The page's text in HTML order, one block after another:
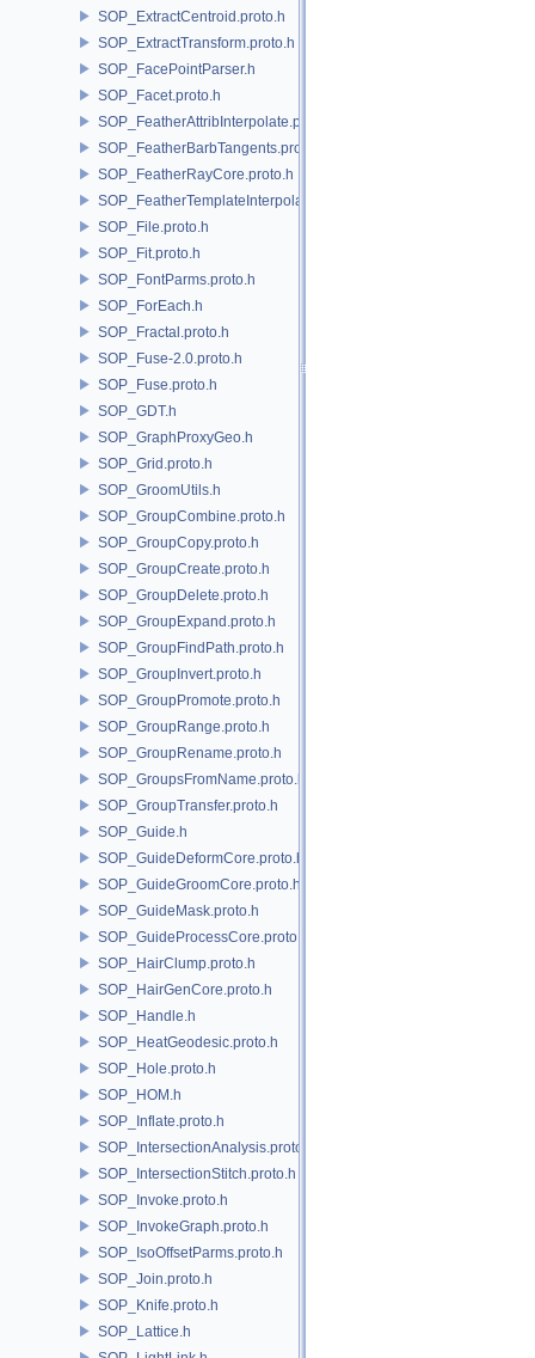
SOP_ExtractCentroid.proto.h
SOP_ExtractTransform.proto.h
SOP_FacePointParser.h
SOP_Facet.proto.h
SOP_FeatherAttribInterpolate.proto.h
SOP_FeatherBarbTangents.proto.h
SOP_FeatherRayCore.proto.h
SOP_FeatherTemplateInterpolate.proto.h
SOP_File.proto.h
SOP_Fit.proto.h
SOP_FontParms.proto.h
SOP_ForEach.h
SOP_Fractal.proto.h
SOP_Fuse-2.0.proto.h
SOP_Fuse.proto.h
SOP_GDT.h
SOP_GraphProxyGeo.h
SOP_Grid.proto.h
SOP_GroomUtils.h
SOP_GroupCombine.proto.h
SOP_GroupCopy.proto.h
SOP_GroupCreate.proto.h
SOP_GroupDelete.proto.h
SOP_GroupExpand.proto.h
SOP_GroupFindPath.proto.h
SOP_GroupInvert.proto.h
SOP_GroupPromote.proto.h
SOP_GroupRange.proto.h
SOP_GroupRename.proto.h
SOP_GroupsFromName.proto.h
SOP_GroupTransfer.proto.h
SOP_Guide.h
SOP_GuideDeformCore.proto.h
SOP_GuideGroomCore.proto.h
SOP_GuideMask.proto.h
SOP_GuideProcessCore.proto.h
SOP_HairClump.proto.h
SOP_HairGenCore.proto.h
SOP_Handle.h
SOP_HeatGeodesic.proto.h
SOP_Hole.proto.h
SOP_HOM.h
SOP_Inflate.proto.h
SOP_IntersectionAnalysis.proto.h
SOP_IntersectionStitch.proto.h
SOP_Invoke.proto.h
SOP_InvokeGraph.proto.h
SOP_IsoOffsetParms.proto.h
SOP_Join.proto.h
SOP_Knife.proto.h
SOP_Lattice.h